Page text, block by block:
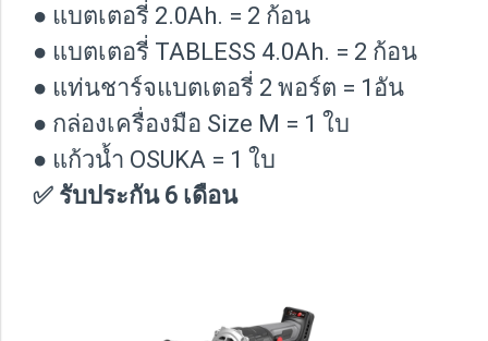
● แบตเตอรี่ 2.0Ah. = 2 ก้อน
● แบตเตอรี่ TABLESS 4.0Ah. = 2 ก้อน
● แท่นชาร์จแบตเตอรี่ 2 พอร์ต = 1อัน
● กล่องเครื่องมือ Size M = 1 ใบ
● แก้วน้ำ OSUKA = 1 ใบ
✅ รับประกัน 6 เดือน